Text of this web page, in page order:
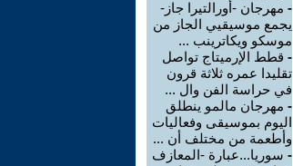
- مهرجان -أورالتيرا جاز-
يجمع موسيقيي الجاز من
موسكو ويكاترينب ...
- قطط الإرميتاج تواصل
تقليدا عمره ثلاثة قرون
في حراسة الفن وال ...
- مهرجان مالمو ينطلق
اليوم بموسيقى وفعاليات
وأطعمة من مختلف أن ...
- سوريا...عبارة -المعازف